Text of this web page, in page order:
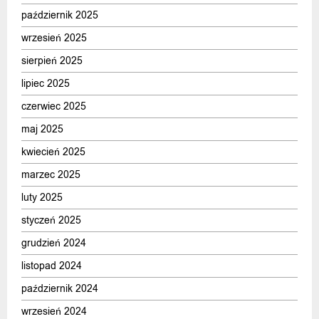
październik 2025
wrzesień 2025
sierpień 2025
lipiec 2025
czerwiec 2025
maj 2025
kwiecień 2025
marzec 2025
luty 2025
styczeń 2025
grudzień 2024
listopad 2024
październik 2024
wrzesień 2024